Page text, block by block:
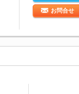
お問合せ